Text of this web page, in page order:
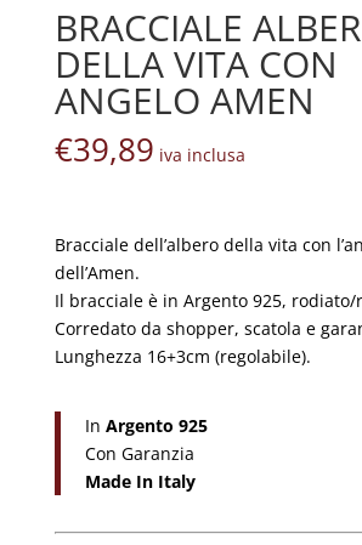
BRACCIALE
DELLA VITA CON
ANGELO AMEN
€39,89 iva inclusa
Bracciale dell’albero della vita con
dell’Amen.
Il bracciale è in Argento 925, rodiato/
Corredato da shopper, scatola e
Lunghezza 16+3cm (regolabile).
In Argento 925
Con Garanzia
Made In Italy